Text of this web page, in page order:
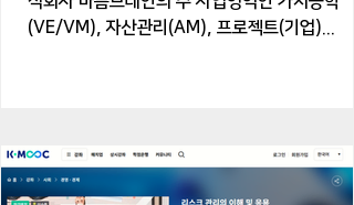
(VE/VM), 자산관리(AM), 프로젝트(기업)...